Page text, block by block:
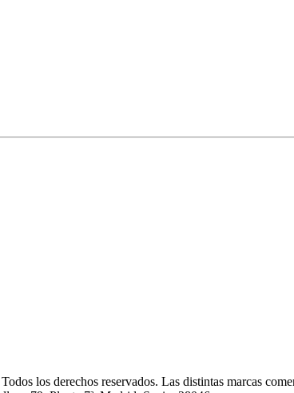
los derechos reservados. Las distintas marcas